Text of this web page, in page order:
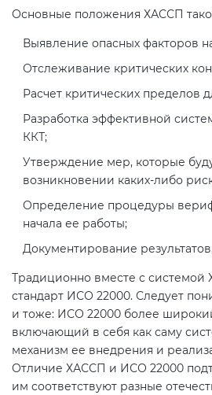
Основные положения ХАССП
Выявление опасных факторов
Отслеживание критических
Расчет критических пределов
Разработка эффективной
ККТ;
Утверждение мер, которые
возникновении каких-либо
Определение процедуры
начала ее работы;
Документирование результатов.
Традиционно вместе с
стандарт ИСО 22000. Следует
и тоже: ИСО 22000 более
включающий в себя как саму
механизм ее внедрения и
Отличие ХАССП и ИСО 22000
им соответствуют разные
электромагнитной
Сертификация детских
(ТР ТС 007)
Сертификация товаров легкой
промышленности (ТР ТС 017)
Сертификация
оборудования (ТР ТС 010)
Сертификация средств
индивидуальной защиты (ТР
019)
Действующие технические
регламенты